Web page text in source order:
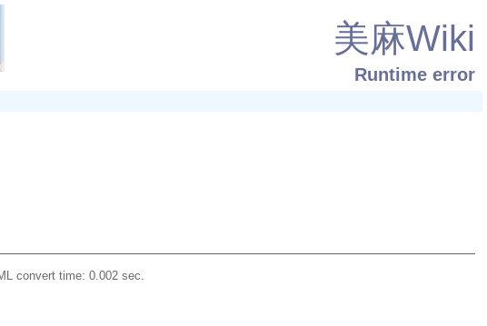
美麻Wiki
Runtime error
convert time: 0.002 sec.